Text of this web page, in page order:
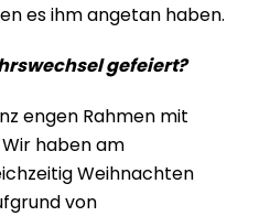
es ihm angetan haben.
gefeiert?
engen Rahmen mit
haben am
Weihnachten
von